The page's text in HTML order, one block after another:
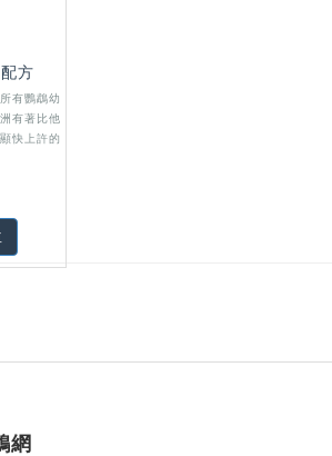
方
有鸚鵡幼
有著比他
快上許的
網